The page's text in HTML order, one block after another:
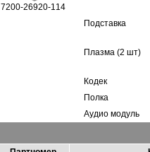
7200-26920-114
Подставка
Плазма (2 шт)
Кодек
Полка
Аудио модуль